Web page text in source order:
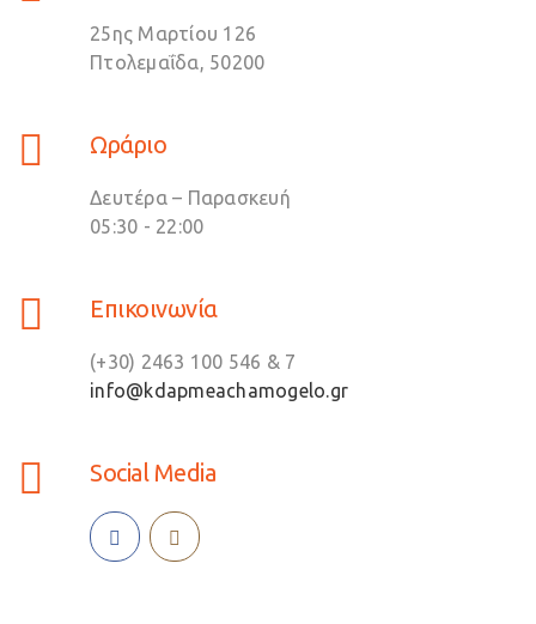
25ης Μαρτίου 126
Πτολεμαΐδα, 50200
Ωράριο
Δευτέρα – Παρασκευή
05:30 - 22:00
Επικοινωνία
(+30) 2463 100 546 & 7
info@kdapmeachamogelo.gr
Social Media